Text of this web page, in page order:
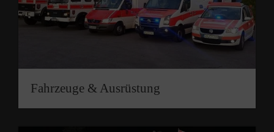
Fahrzeuge & Ausrüstung